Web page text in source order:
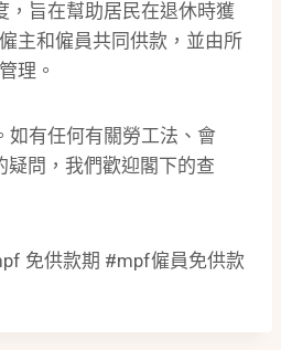
，旨在幫助居民在退休時獲
主和僱員共同供款，並由所
理。
如有任何有關勞工法、會
疑問，我們歡迎閣下的查
免供款期 #mpf僱員免供款